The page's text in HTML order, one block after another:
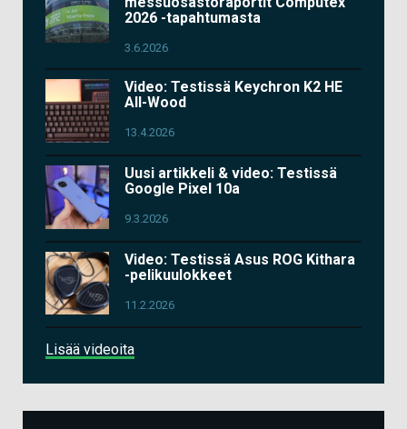
2026 -tapahtumasta
3.6.2026
Video: Testissä Keychron K2 HE
All-Wood
13.4.2026
Uusi artikkeli & video: Testissä
Google Pixel 10a
9.3.2026
Video: Testissä Asus ROG Kithara
-pelikuulokkeet
11.2.2026
Lisää videoita